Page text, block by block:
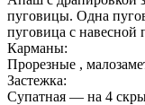
пуговицы. Одна
пуговица с навесной
Карманы:
Прорезные ,
Застежка:
Супатная — на 4